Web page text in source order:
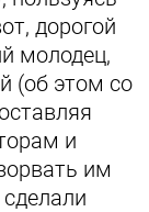
дорогой
молодец,
(об этом со
и
им